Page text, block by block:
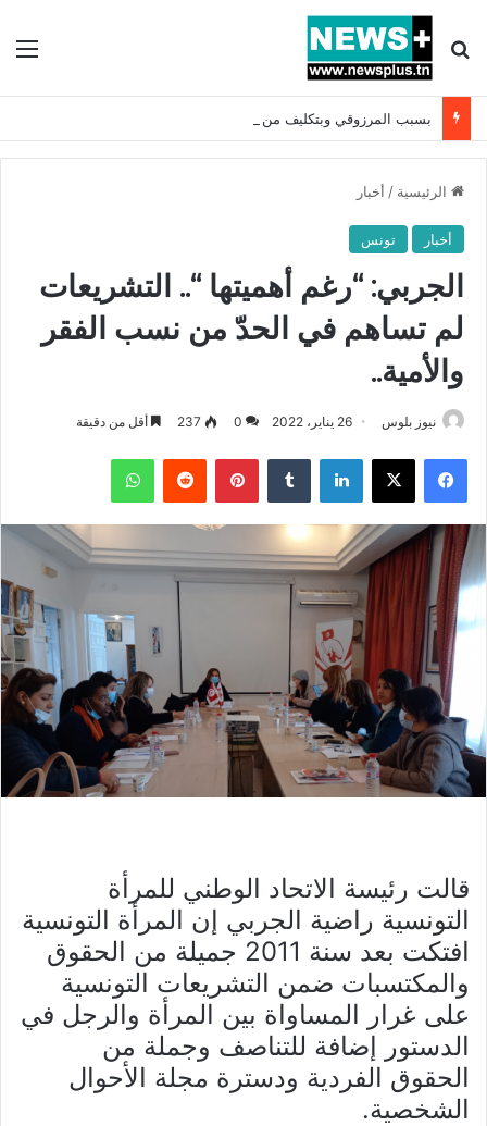
بحث عن
الرئيسية / أخبار
أخبار تونس
الجربي: “رغم أهميتها “.. التشريعات
لم تساهم في الحدّ من نسب الفقر
والأمية..
نيوز بلوس 26 يناير، 2022 0
237 أقل من دقيقة
فيسبوك X لينكدإن بينتيريست واتساب
قالت رئيسة الاتحاد الوطني للمرأة
التونسية راضية الجربي إن المرأة التونسية
افتكت بعد سنة 2011 جميلة من الحقوق
والمكتسبات ضمن التشريعات التونسية
على غرار المساواة بين المرأة والرجل في
الدستور إضافة للتناصف وجملة من
الحقوق الفردية ودسترة مجلة الأحوال
الشخصية.